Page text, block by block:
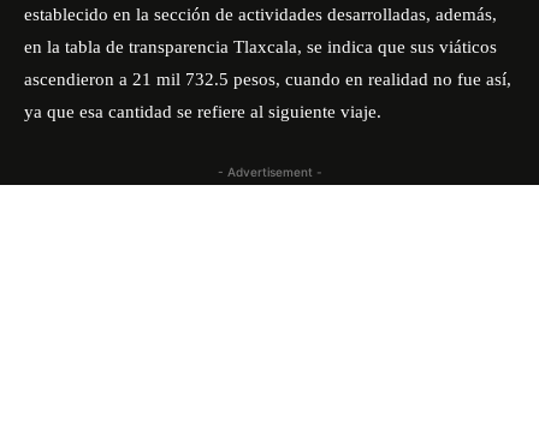
establecido en la sección de actividades desarrolladas, además,
en la tabla de transparencia Tlaxcala, se indica que sus viáticos
ascendieron a 21 mil 732.5 pesos, cuando en realidad no fue así,
ya que esa cantidad se refiere al siguiente viaje.
- Advertisement -